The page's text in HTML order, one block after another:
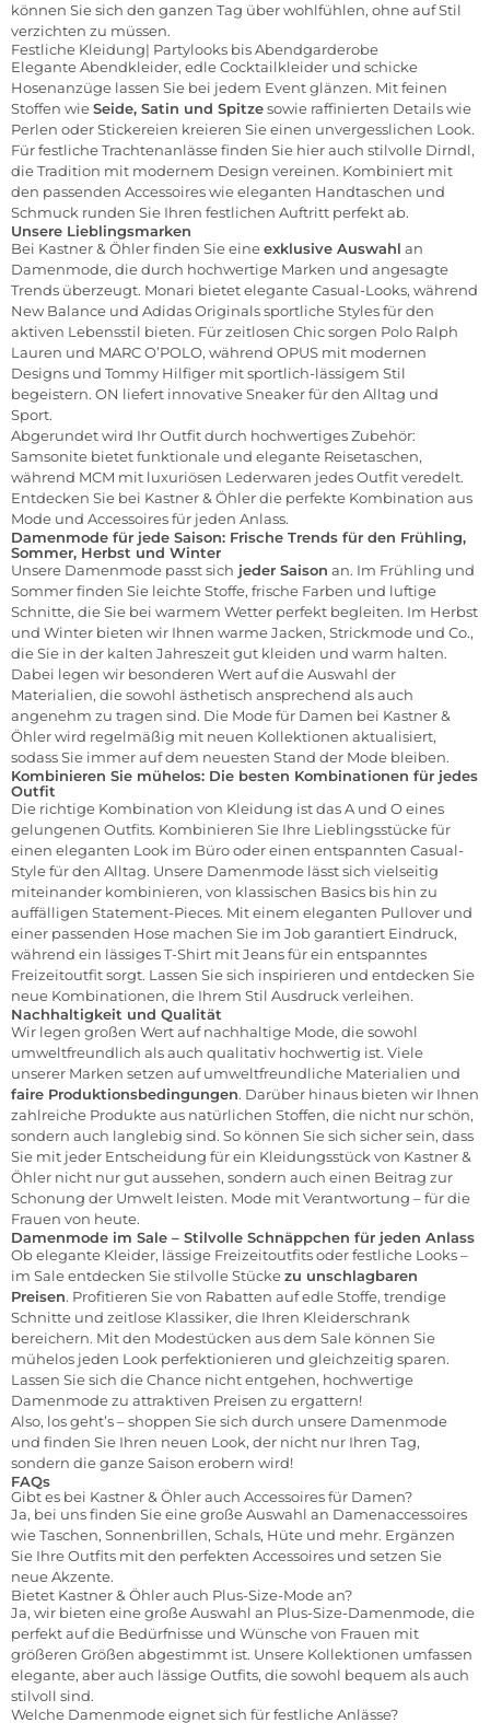
können Sie sich den ganzen Tag über wohlfühlen, ohne auf Stil
verzichten zu müssen.
Festliche Kleidung| Partylooks bis Abendgarderobe
EleganteAbendkleider, edle Cocktailkleider und schicke
Hosenanzüge lassen Sie bei jedem Event glänzen. Mit feinen
Stoffen wieSeide, Satin und Spitzesowie raffinierten Details wie
Perlen oder Stickereien kreieren Sie einen unvergesslichen Look.
Für festliche Trachtenanlässe finden Sie hier auch stilvolle Dirndl,
die Tradition mit modernem Design vereinen. Kombiniert mit
den passenden Accessoires wie eleganten Handtaschen und
Schmuck runden Sie Ihren festlichen Auftritt perfekt ab.
Unsere Lieblingsmarken
Bei Kastner & Öhler finden Sie eineexklusive Auswahl an
Damenmode, die durch hochwertige Marken und angesagte
Trends überzeugt. Monari bietet elegante Casual-Looks, während
New Balance und Adidas Originalssportliche Styles für den
aktiven Lebensstil bieten. Für zeitlosen Chic sorgen Polo Ralph
Lauren und MARC O’POLO, während OPUS mit modernen
Designs und Tommy Hilfiger mit sportlich-lässigem Stil
begeistern. ON liefert innovative Sneaker für den Alltag und
Sport.
Abgerundet wird Ihr Outfit durch hochwertiges Zubehör:
Samsonite bietet funktionale und elegante Reisetaschen,
während MCM mit luxuriösen Lederwaren jedes Outfit veredelt.
Entdecken Sie bei Kastner & Öhler die perfekte Kombination aus
Mode und Accessoires für jeden Anlass.
Damenmode für jede Saison: Frische Trends für den Frühling,
Sommer, Herbst und Winter
Unsere Damenmode passt sich jeder Saison an. Im Frühling und
Sommer finden Sie leichte Stoffe, frische Farben und luftige
Schnitte, die Sie bei warmem Wetter perfekt begleiten. Im Herbst
und Winter bieten wir Ihnen warmeJacken, Strickmode und Co.,
die Sie in der kalten Jahreszeit gut kleiden und warm halten.
Dabei legen wir besonderen Wert auf die Auswahl der
Materialien, die sowohl ästhetisch ansprechend als auch
angenehm zu tragen sind. Die Mode für Damen bei Kastner &
Öhler wird regelmäßig mit neuen Kollektionen aktualisiert,
sodass Sie immer auf dem neuesten Stand der Mode bleiben.
Kombinieren Sie mühelos: Die besten Kombinationen für jedes
Outfit
Die richtige Kombination von Kleidung ist das A und O eines
gelungenen Outfits. Kombinieren Sie Ihre Lieblingsstücke für
einen eleganten Look im Büro oder einen entspannten Casual-
Style für den Alltag. Unsere Damenmode lässt sich vielseitig
miteinander kombinieren, von klassischen Basics bis hin zu
auffälligen Statement-Pieces. Mit einem eleganten Pullover und
einer passenden Hose machen Sie im Job garantiert Eindruck,
während ein lässigesT-Shirt mit Jeans für ein entspanntes
Freizeitoutfit sorgt. Lassen Sie sich inspirieren und entdecken Sie
neue Kombinationen, die Ihrem Stil Ausdruck verleihen.
Nachhaltigkeit und Qualität
Wir legen großen Wert aufnachhaltige Mode, die sowohl
umweltfreundlich als auch qualitativ hochwertig ist. Viele
unserer Marken setzen auf umweltfreundliche Materialien und
faire Produktionsbedingungen. Darüber hinaus bieten wir Ihnen
zahlreiche Produkte aus natürlichen Stoffen, die nicht nur schön,
sondern auch langlebig sind. So können Sie sich sicher sein, dass
Sie mit jeder Entscheidung für ein Kleidungsstück von Kastner &
Öhler nicht nur gut aussehen, sondern auch einen Beitrag zur
Schonung der Umwelt leisten. Mode mit Verantwortung – für die
Frauen von heute.
Damenmode im Sale – Stilvolle Schnäppchen für jeden Anlass
Ob elegante Kleider, lässige Freizeitoutfits oder festliche Looks –
im Sale entdecken Sie stilvolle Stückezu unschlagbaren
Preisen. Profitieren Sie von Rabatten auf edle Stoffe, trendige
Schnitte und zeitlose Klassiker, die Ihren Kleiderschrank
bereichern. Mit den Modestücken aus dem Sale können Sie
mühelos jeden Look perfektionieren und gleichzeitig sparen.
Lassen Sie sich die Chance nicht entgehen, hochwertige
Damenmode zu attraktiven Preisen zu ergattern!
Also, los geht’s – shoppen Sie sich durch unsere Damenmode
und finden Sie Ihren neuen Look, der nicht nur Ihren Tag,
sondern die ganze Saison erobern wird!
FAQs
Gibt es bei Kastner & Öhler auch Accessoires für Damen?
Ja, bei uns finden Sie eine große Auswahl an Damenaccessoires
wie Taschen, Sonnenbrillen, Schals, Hüte und mehr. Ergänzen
Sie Ihre Outfits mit den perfekten Accessoires und setzen Sie
neue Akzente.
Bietet Kastner & Öhler auch Plus-Size-Mode an?
Ja, wir bieten eine große Auswahl an Plus-Size-Damenmode, die
perfekt auf die Bedürfnisse und Wünsche von Frauen mit
größeren Größen abgestimmt ist. Unsere Kollektionen umfassen
elegante, aber auch lässige Outfits, die sowohl bequem als auch
stilvoll sind.
Welche Damenmode eignet sich für festliche Anlässe?